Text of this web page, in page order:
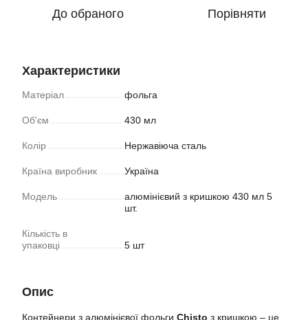
До обраного Порівняти
Характеристики
Матеріал фольга
Об'єм 430 мл
Колір Нержавіюча сталь
Країна виробник Україна
Модель
алюмінієвий з кришкою 430 мл 5
шт.
Кількість в
упаковці
5 шт
Опис
Контейнери з алюмінієвої фольги Chisto з кришкою – це